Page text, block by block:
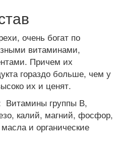
очень богат по
витаминами,
Причем их
гораздо больше, чем у
их и ценят.
Витамины группы В,
калий, магний, фосфор,
и органические